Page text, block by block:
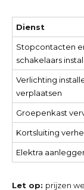
Dienst
Stopcontacten
schakelaars
Verlichting
verplaatsen
Groepenkast
Kortsluiting
Elektra
Let op: prijzen